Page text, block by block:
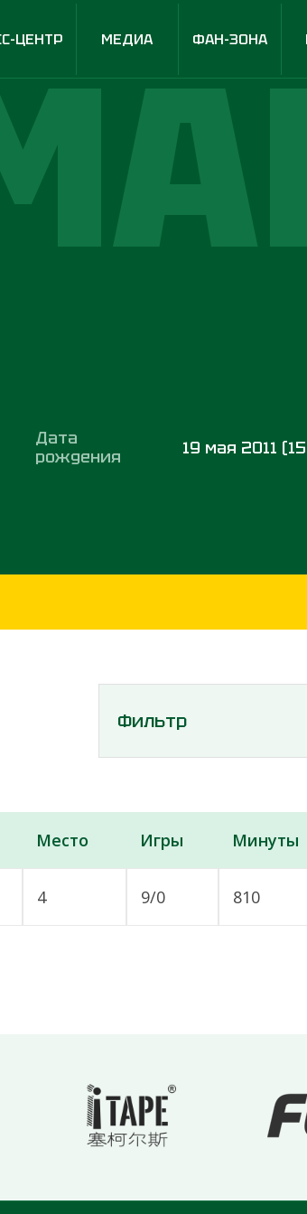
ЦЕНТР МЕДИА ФАН-ЗОНА
Дата
рождения
19 мая 2011
Фильтр
Место Игры Минуты
4 9/0 810